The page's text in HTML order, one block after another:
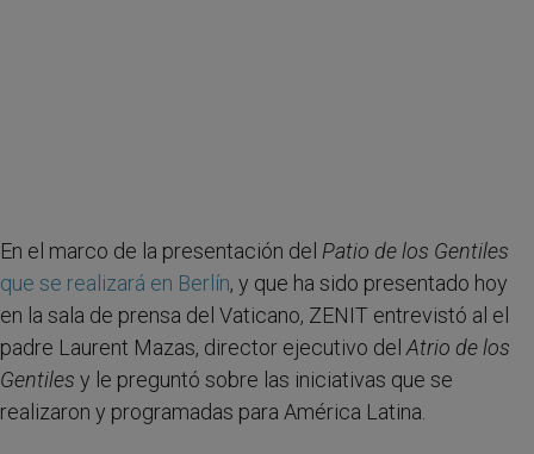
En el marco de la presentación del Patio de los Gentiles
que se realizará en Berlín, y que ha sido presentado hoy
en la sala de prensa del Vaticano, ZENIT entrevistó al el
padre Laurent Mazas, director ejecutivo del Atrio de los
Gentiles y le preguntó sobre las iniciativas que se
realizaron y programadas para América Latina.